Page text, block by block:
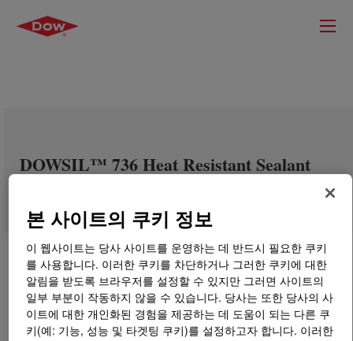
DOWSIL™ 736 Heat Resistant Sealant
본 사이트의 쿠키 정보
이 웹사이트는 당사 사이트를 운영하는 데 반드시 필요한 쿠키
를 사용합니다. 이러한 쿠키를 차단하거나 그러한 쿠키에 대한
알림을 받도록 브라우저를 설정할 수 있지만 그러면 사이트의
일부 부분이 작동하지 않을 수 있습니다. 당사는 또한 당사의 사
이트에 대한 개인화된 경험을 제공하는 데 도움이 되는 다른 쿠
키(예: 기능, 성능 및 타겟팅 쿠키)를 설정하고자 합니다. 이러한